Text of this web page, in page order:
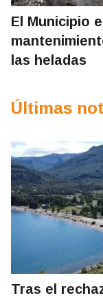
El Municipio
las heladas
Últimas
Tras el